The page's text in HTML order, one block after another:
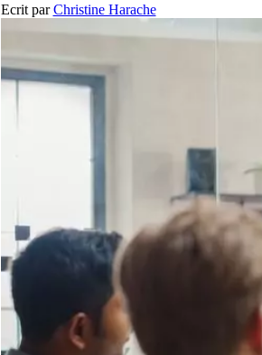
Ecrit parChristine Harache